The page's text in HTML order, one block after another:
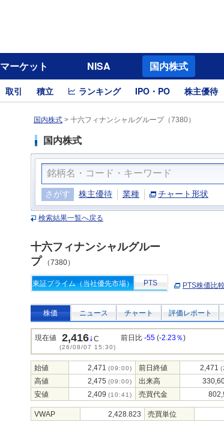
マーケット NISA 国内株式
取引 積立 ランキング IPO・PO 株主優待
国内株式 > 十六フィナンシャルグループ（7380）
国内株式
さがす 株主優待 業種 チャート形状
検索結果一覧へ戻る
十六フィナンシャルグルー
プ （7380）
東証プライム（当社優先市場） PTS PTS株価比較
株価 ニュース チャート 評価レポート
現在値 2,416↓C
(26/08/07 15:30)
前日比 -55 (-2.23％)
始値 2,471 (09:00) 前日終値 2,471
高値 2,475 (09:00) 出来高
安値 2,409 (10:41) 売買代金
VWAP 2,428.823 売買単位